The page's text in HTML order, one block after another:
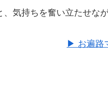
、気持ちを奮い立たせな
▶︎ お遍路